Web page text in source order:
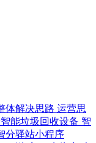
体解决思路 运营思
能垃圾回收设备 智
分驿站小程序